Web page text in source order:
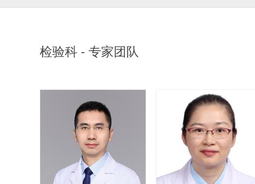
检验科 - 专家团队